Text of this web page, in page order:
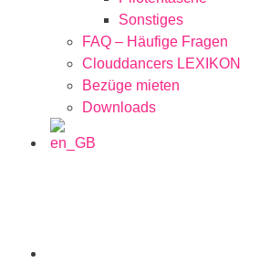
Sonstiges
FAQ – Häufige Fragen
Clouddancers LEXIKON
Bezüge mieten
Downloads